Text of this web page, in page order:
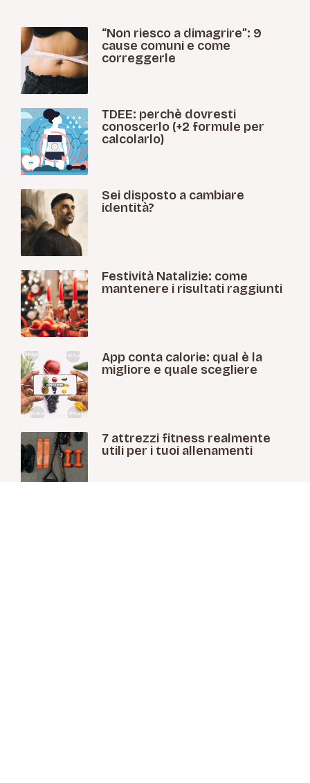
“Non riesco a dimagrire”: 9
cause comuni e come
correggerle
TDEE: perchè dovresti
conoscerlo (+2 formule per
calcolarlo)
Sei disposto a cambiare
identità?
Festività Natalizie: come
mantenere i risultati raggiunti
App conta calorie: qual è la
migliore e quale scegliere
7 attrezzi fitness realmente
utili per i tuoi allenamenti